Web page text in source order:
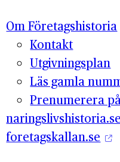
Om Företagshistoria
Kontakt
Utgivningsplan
Läs gamla
Prenumerera
naringslivshistoria.se
foretagskallan.se